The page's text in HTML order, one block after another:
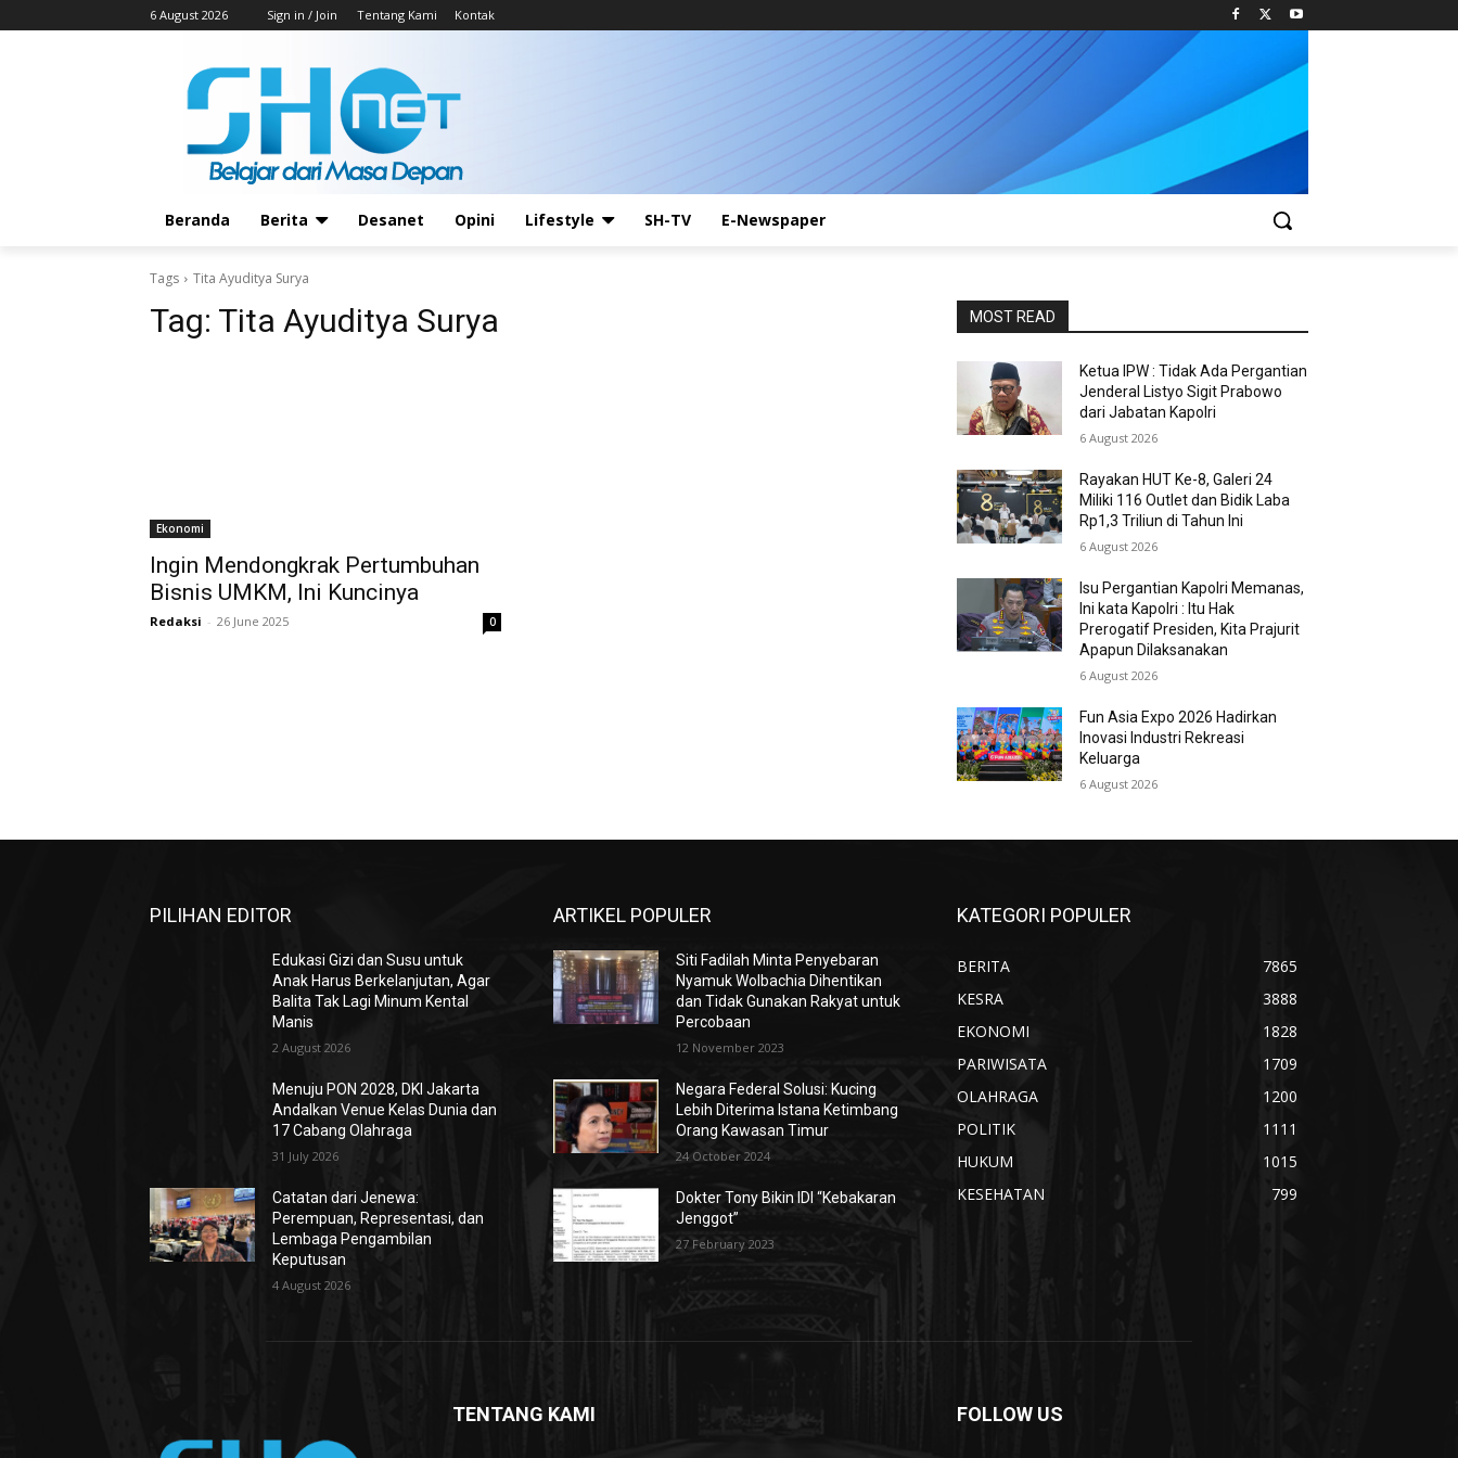
6 August 2026 Sign in / Join Tentang Kami Kontak
Beranda Berita Desanet Opini Lifestyle SH-TV E-Newspaper
Tags Tita Ayuditya Surya
Tag: Tita Ayuditya Surya
Ekonomi
Ingin Mendongkrak Pertumbuhan
Bisnis UMKM, Ini Kuncinya
Redaksi - 26 June 2025 0
MOST READ
Ketua IPW : Tidak Ada Pergantian
Jenderal Listyo Sigit Prabowo
dari Jabatan Kapolri
6 August 2026
Rayakan HUT Ke-8, Galeri 24
Miliki 116 Outlet dan Bidik Laba
Rp1,3 Triliun di Tahun Ini
6 August 2026
Isu Pergantian Kapolri Memanas,
Ini kata Kapolri : Itu Hak
Prerogatif Presiden, Kita Prajurit
Apapun Dilaksanakan
6 August 2026
Fun Asia Expo 2026 Hadirkan
Inovasi Industri Rekreasi
Keluarga
6 August 2026
PILIHAN EDITOR
Edukasi Gizi dan Susu untuk
Anak Harus Berkelanjutan, Agar
Balita Tak Lagi Minum Kental
Manis
2 August 2026
Menuju PON 2028, DKI Jakarta
Andalkan Venue Kelas Dunia dan
17 Cabang Olahraga
31 July 2026
Catatan dari Jenewa:
Perempuan, Representasi, dan
Lembaga Pengambilan
Keputusan
4 August 2026
ARTIKEL POPULER
Siti Fadilah Minta Penyebaran
Nyamuk Wolbachia Dihentikan
dan Tidak Gunakan Rakyat untuk
Percobaan
12 November 2023
Negara Federal Solusi: Kucing
Lebih Diterima Istana Ketimbang
Orang Kawasan Timur
24 October 2024
Dokter Tony Bikin IDI “Kebakaran
Jenggot”
27 February 2023
KATEGORI POPULER
BERITA
7865
KESRA
3888
EKONOMI
1828
PARIWISATA
1709
OLAHRAGA
1200
POLITIK
1111
HUKUM
1015
KESEHATAN
799
TENTANG KAMI FOLLOW US